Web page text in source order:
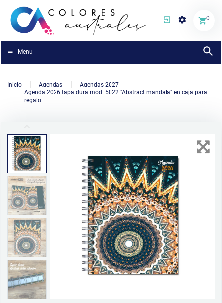
0
Menu
Inicio Agendas
Agendas 2027
Agenda 2026 tapa dura mod. 5022 "Abstract mandala" en caja para
regalo